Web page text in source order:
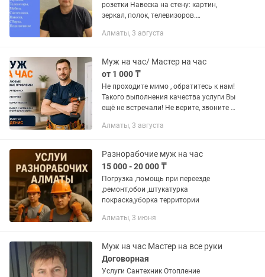
розетки Навеска на стену: картин,
зеркал, полок, телевизоров.
посудомоечных машин, если
Сборка/разборка и...
Алматы, 3 августа
Муж на час/ Мастер на час
от 1 000 ₸
Не проходите мимо , обратитесь к нам!
Такого выполнения качества услуги Вы
ещё не встречали! Не верите, звоните и
МАРИО- МАСТЕР НА ВСЕ РУКИ Быстро,
Алматы, 3 августа
Разнорабочие муж на час
15 000 - 20 000 ₸
Погрузка ,помощь при переезде
,ремонт,обои ,штукатурка
покраска,уборка территории
Алматы, 3 июня
Муж на час Мастер на все руки
Договорная
Услуги Сантехник Отопление